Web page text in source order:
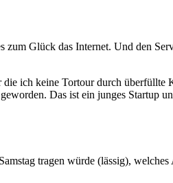
zum Glück das Internet. Und den
ich keine Tortour durch überfüllte
Das ist ein junges Startup
tragen würde (lässig), welches